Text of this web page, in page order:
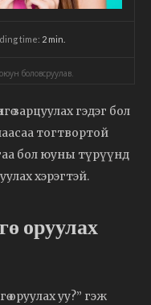
time: 2 min.
боловсруулав.
зарцуулах гэдэг бол
тогтвортой
бол юуны түрүүнд
хэрэгтэй.
оруулах
оруулах уу?” гэж